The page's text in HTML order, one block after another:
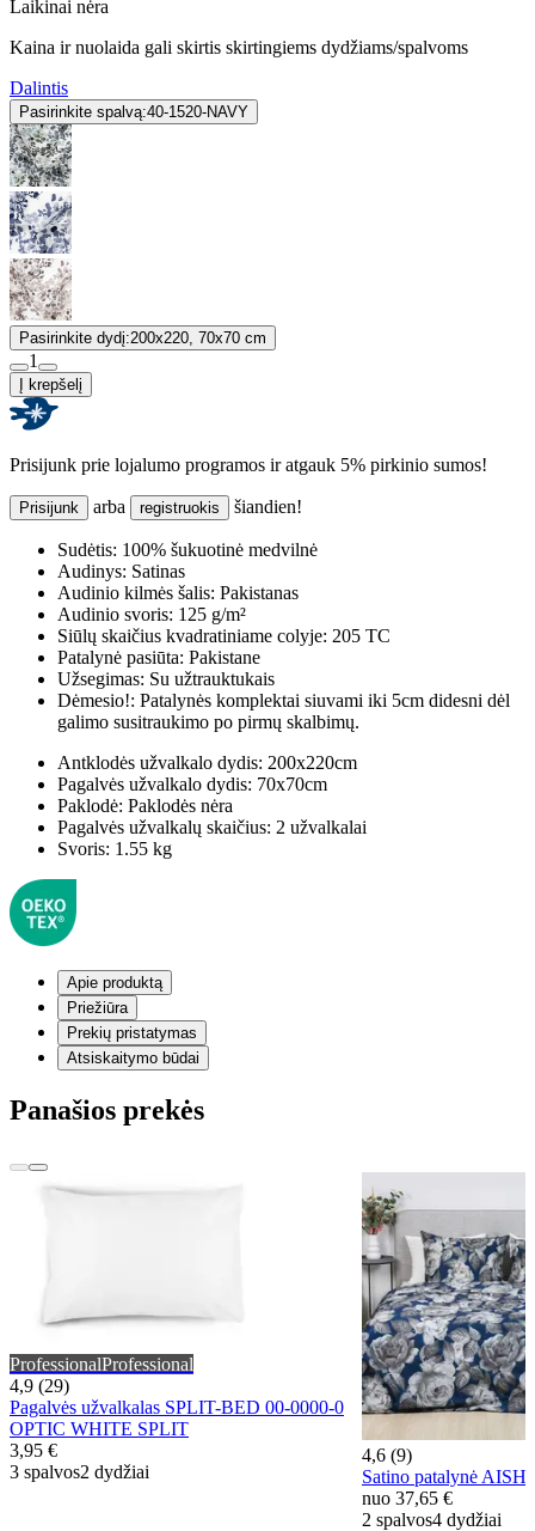
Laikinai nėra
Kaina ir nuolaida gali skirtis skirtingiems dydžiams/spalvoms
Dalintis
Pasirinkite spalvą:40-1520-NAVY
Pasirinkite dydį:200x220, 70x70 cm
1
Į krepšelį
Prisijunk prie lojalumo programos ir atgauk 5% pirkinio sumos!
Prisijunk arba registruokis šiandien!
Sudėtis: 100% šukuotinė medvilnė
Audinys: Satinas
Audinio kilmės šalis: Pakistanas
Audinio svoris: 125 g/m²
Siūlų skaičius kvadratiniame colyje: 205 TC
Patalynė pasiūta: Pakistane
Užsegimas: Su užtrauktukais
Dėmesio!: Patalynės komplektai siuvami iki 5cm didesni dėl
galimo susitraukimo po pirmų skalbimų.
Antklodės užvalkalo dydis: 200x220cm
Pagalvės užvalkalo dydis: 70x70cm
Paklodė: Paklodės nėra
Pagalvės užvalkalų skaičius: 2 užvalkalai
Svoris: 1.55 kg
Apie produktą
Priežiūra
Prekių pristatymas
Atsiskaitymo būdai
Panašios prekės
ProfessionalProfessional
4,9 (29)
Pagalvės užvalkalas SPLIT-BED 00-0000-0
OPTIC WHITE SPLIT
3,95 €
3 spalvos2 dydžiai
4,6 (9)
Satino patalynė
nuo 37,65 €
2 spalvos4 dydžiai